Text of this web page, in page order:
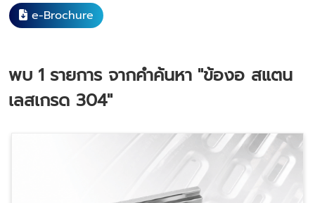
e-Brochure
พบ 1 รายการ จากคำค้นหา "ข้องอ สแตน
เลสเกรด 304"